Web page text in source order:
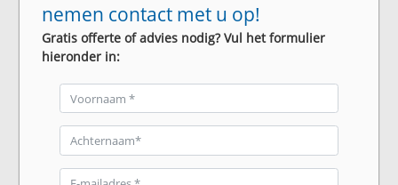
nemen contact met u op!
Gratis offerte of advies nodig? Vul het formulier
hieronder in: